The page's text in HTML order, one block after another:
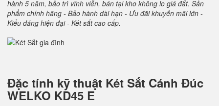
hành 5 năm, bảo trì vĩnh viễn, bán tại kho không lo giá đắt. Sản
phẩm chính hãng - Bảo hành dài hạn - Ưu đãi khuyến mãi lớn -
Kiểu dáng hiện đại - Két sắt cao cấp.
Đặc tính kỹ thuật Két Sắt Cánh Đúc
WELKO KD45 E